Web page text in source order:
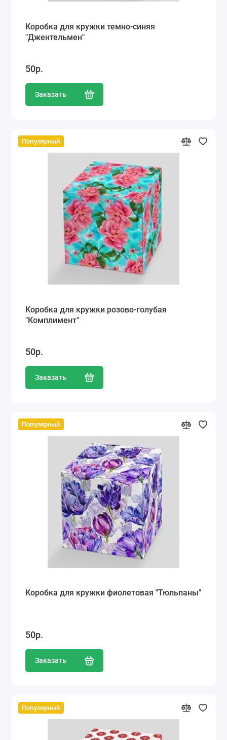
Коробка для кружки темно-синяя
"Джентельмен"
50р.
Заказать
Популярный
Коробка для кружки розово-голубая
"Комплимент"
50р.
Заказать
Популярный
Коробка для кружки фиолетовая "Тюльпаны"
50р.
Заказать
Популярный